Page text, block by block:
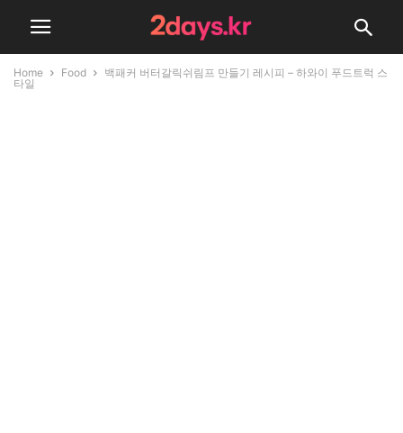
Home Food
백패커 버터갈릭쉬림프 만들기 레시피 – 하와이 푸드트럭 스
타일